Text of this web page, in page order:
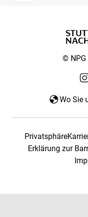
© NPG
Wo Sie
Privatsphäre
Erklärung zur